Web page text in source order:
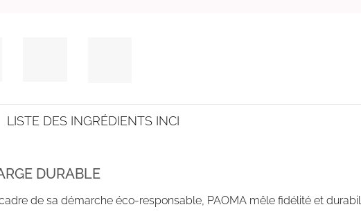
LISTE DES INGRÉDIENTS INCI
DURABLE
de sa démarche éco-responsable, PAOMA mêle fidélité et